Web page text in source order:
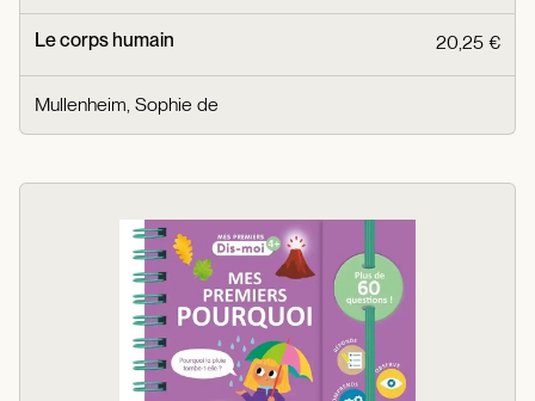
Le corps humain 20,25 €
Mullenheim, Sophie de